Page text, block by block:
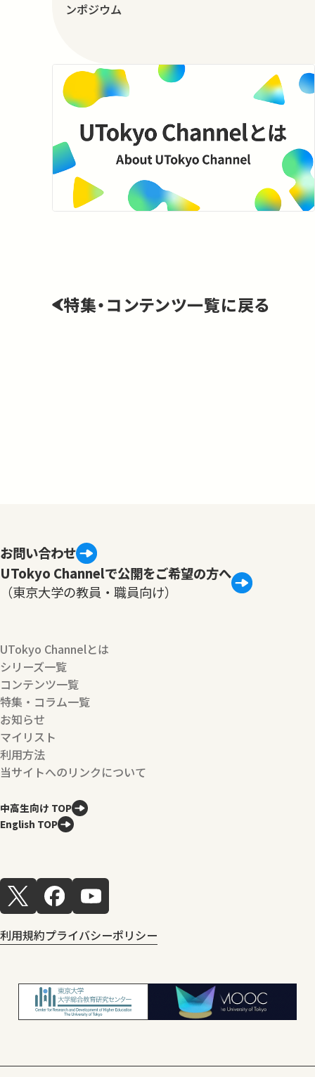
ンポジウム
特集・コンテンツ一覧に戻る
お問い合わせ
UTokyo Channelで公開をご希望の方へ
（東京大学の教員・職員向け）
UTokyo Channelとは
シリーズ一覧
コンテンツ一覧
特集・コラム一覧
お知らせ
マイリスト
利用方法
当サイトへのリンクについて
中高生向け TOP
English TOP
利用規約プライバシーポリシー